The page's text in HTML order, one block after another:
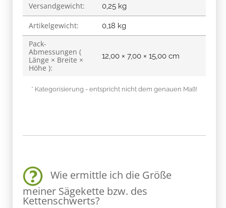
Versandgewicht: 0,25 kg
Artikelgewicht: 0,18 kg
Pack-
Abmessungen (
Länge × Breite ×
Höhe ):
12,00 × 7,00 × 15,00 cm
* Kategorisierung - entspricht nicht dem genauen Maß!
Wie ermittle ich die Größe
meiner Sägekette bzw. des
Kettenschwerts?